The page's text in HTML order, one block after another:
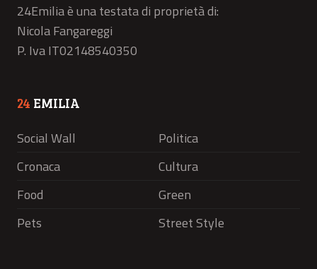
24Emilia è una testata di proprietà di:
Nicola Fangareggi
P. Iva IT02148540350
24 EMILIA
Social Wall
Politica
Cronaca
Cultura
Food
Green
Pets
Street Style